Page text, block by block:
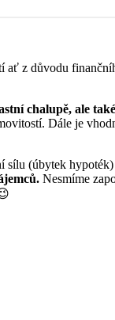
z důvodu
chalupě, ale
Dále je
(úbytek
Nesmíme